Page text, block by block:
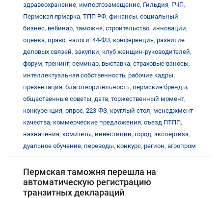
здравоохранение, импортозамещение, Гильдия, ГЧП,
Пермская ярмарка, ТПП РФ, финансы, социальный
бизнес, вебинар, таможня, строительство, инновации,
оценка, право, налоги, 44-ФЗ, конференция, развитие
деловых связей, закупки, клуб женщин-руководителей,
форум, тренинг, семинар, выставка, страховые взносы,
интеллектуальная собственность, рабочие кадры,
презентация, благотворительность, пермские бренды,
общественные советы, дата, торжественный момент,
конкуренция, опрос, 223-ФЗ, круглый стол, менеджмент
качества, коммерческие предложения, съезд ПТПП,
назначения, комитеты, инвестиции, город, экспертиза,
дуальное обучение, переводы, конкурс, регион, агропром
Пермская таможня перешла на
автоматическую регистрацию
транзитных деклараций